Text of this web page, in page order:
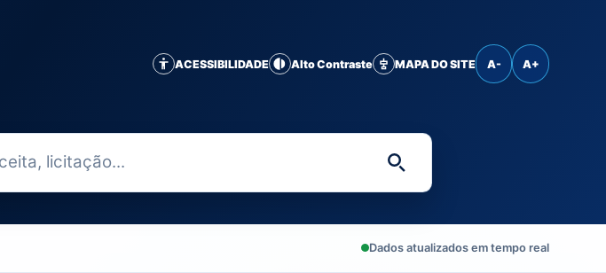
ACESSIBILIDADE Alto Contraste MAPA DO SITE A- A+
Digite uma palavra-
Dados atualizados em tempo real